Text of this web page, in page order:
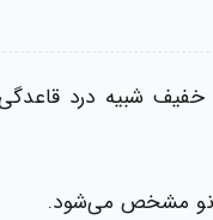
شبیه درد